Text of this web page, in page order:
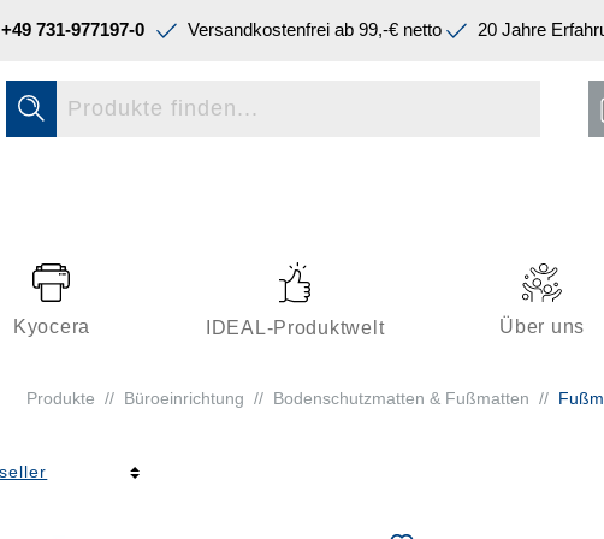
+49 731-977197-0 Versandkostenfrei ab 99,-€ netto 20 Jahre
Kyocera IDEAL-Produktwelt Über uns
Produkte // Büroeinrichtung // Bodenschutzmatten & Fußmatten //